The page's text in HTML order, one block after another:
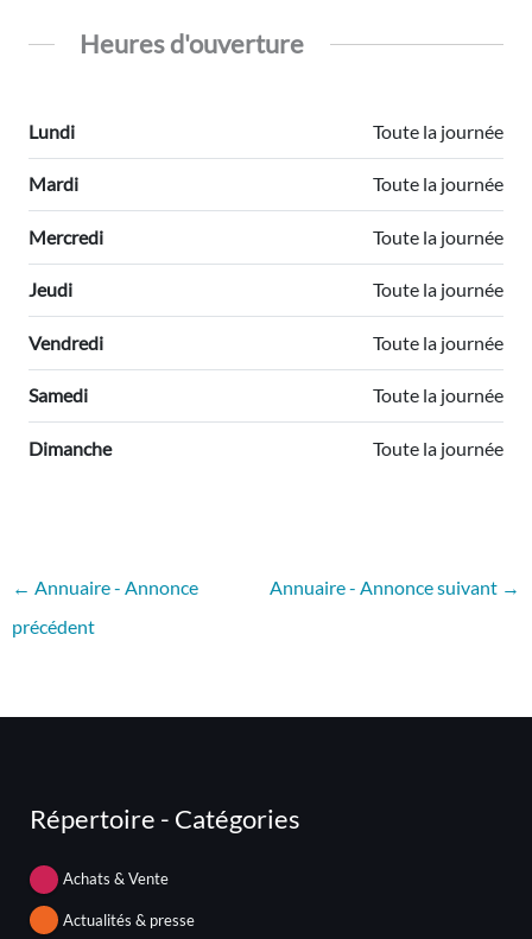
Heures d'ouverture
Lundi Toute la journée
Mardi Toute la journée
Mercredi Toute la journée
Jeudi Toute la journée
Vendredi Toute la journée
Samedi Toute la journée
Dimanche Toute la journée
← Annuaire - Annonce
précédent
Annuaire - Annonce suivant →
Répertoire - Catégories
Achats & Vente
Actualités & presse